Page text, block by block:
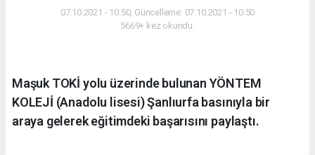
07.10.2021 - 10:50, Güncelleme: 07.10.2021 - 10:50
5669+ kez okundu.
Maşuk TOKİ yolu üzerinde bulunan YÖNTEM
KOLEJİ (Anadolu lisesi) Şanlıurfa basınıyla bir
araya gelerek eğitimdeki başarısını paylaştı.